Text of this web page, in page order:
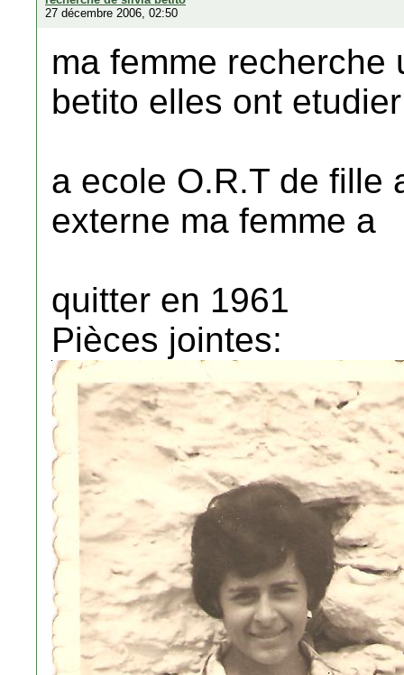
27 décembre 2006, 02:50
ma femme
betito elles ont etudier
a ecole O.R.T de fille
externe ma femme a
quitter en 1961
Pièces jointes: